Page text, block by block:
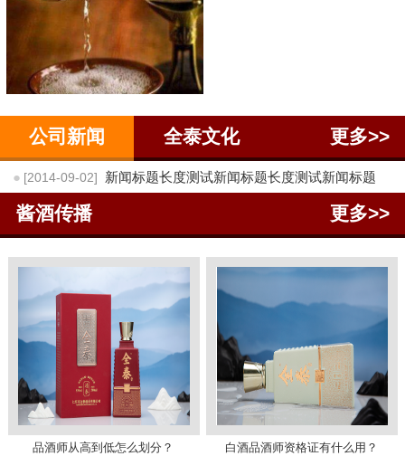
公司新闻 全泰文化 更多>>
● [2014-09-02] 新闻标题长度测试新闻标题长度测试新闻标题
酱酒传播 更多>>
品酒师从高到低怎么划分？ 白酒品酒师资格证有什么用？